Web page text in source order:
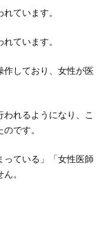
ています。
ています。
作しており、女性が医
れるようになり、こ
です。
っている」「女性医師
。